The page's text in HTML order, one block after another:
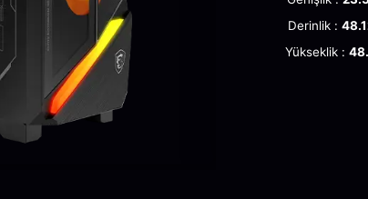
Derinlik :
Yükseklik :